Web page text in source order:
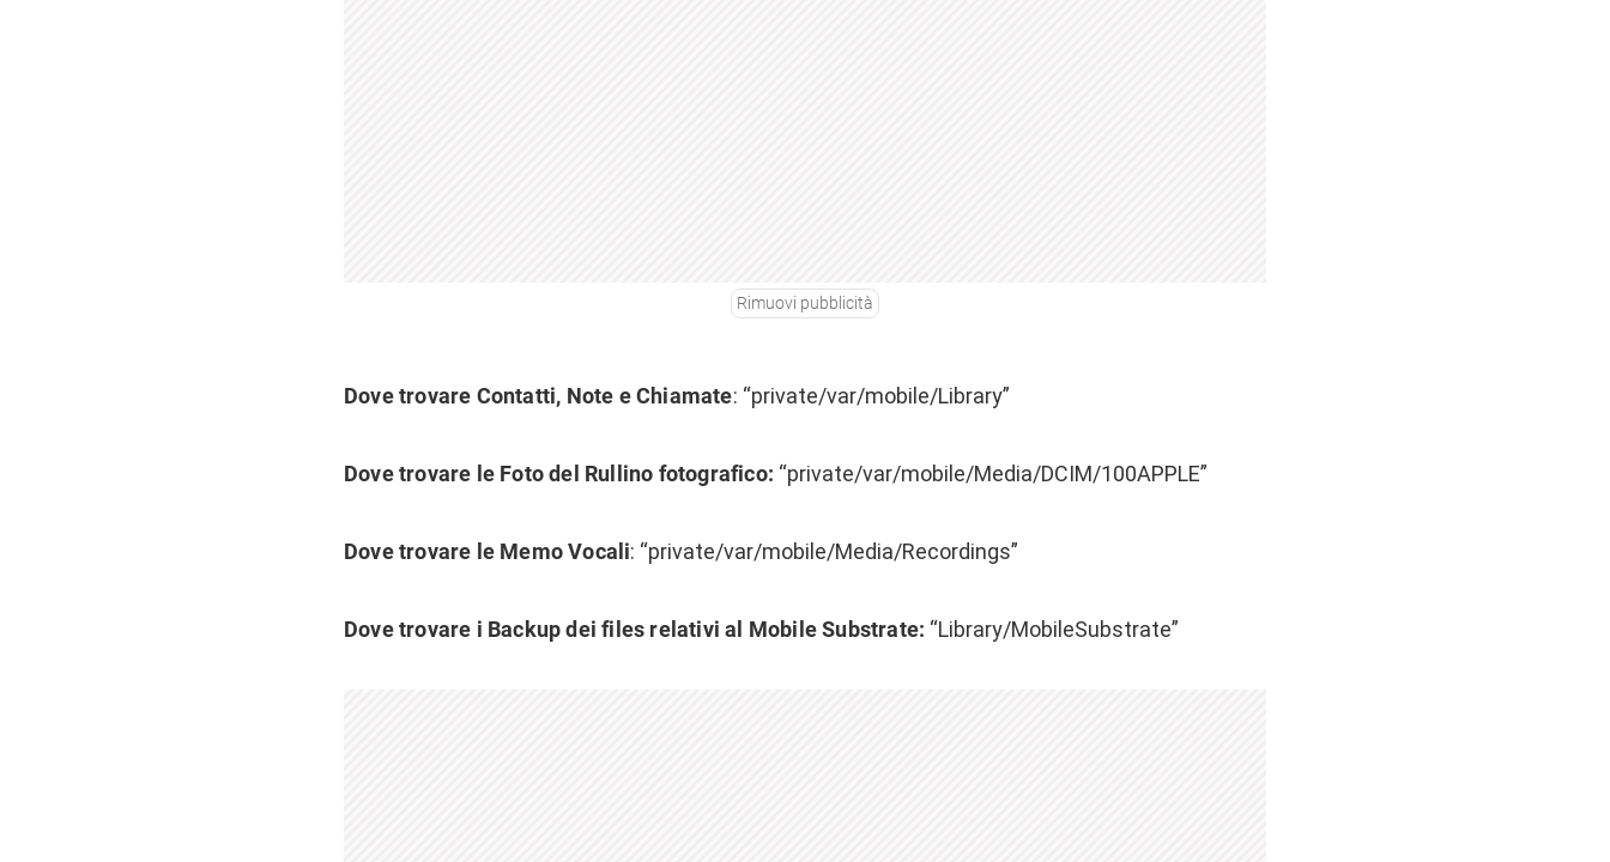
Rimuovi pubblicità
Dove trovare Contatti, Note e Chiamate: “private/var/mobile/Library”
Dove trovare le Foto del Rullino fotografico: “private/var/mobile/Media/DCIM/100APPLE”
Dove trovare le Memo Vocali: “private/var/mobile/Media/Recordings”
Dove trovare i Backup dei files relativi al Mobile Substrate: “Library/MobileSubstrate”